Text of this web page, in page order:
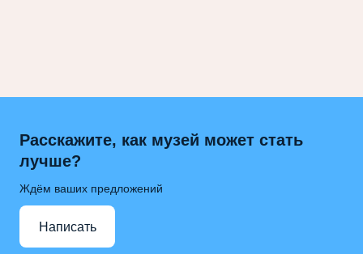
Расскажите, как музей может стать
лучше?
Ждём ваших предложений
Написать